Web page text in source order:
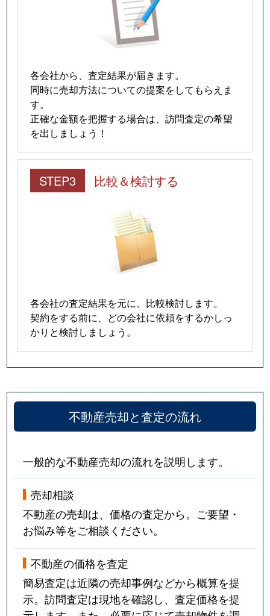
各会社から、査定結果が届きます。
同時に売却方法についての提案をしてもらえま
す。
正確な金額を把握する場合は、訪問査定の希望
を出しましょう！
STEP3 比較＆検討する
各会社の査定結果を元に、比較検討します。
契約をする前に、どの会社に依頼をするかしっ
かりと検討しましょう。
不動産売却と査定の流れ
一般的な不動産売却の流れを説明します。
売却相談
不動産の売却は、価格の査定から。ご要望・
お悩み等をご相談ください。
不動産の価格を査定
簡易査定は近隣の売却事例などから概算を提
示。訪問査定は現地を確認し、査定価格を提